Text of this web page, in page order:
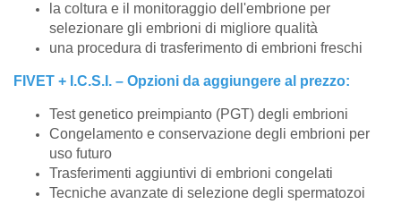
la coltura e il monitoraggio dell'embrione per
selezionare gli embrioni di migliore qualità
una procedura di trasferimento di embrioni freschi
FIVET + I.C.S.I. – Opzioni da aggiungere al prezzo:
Test genetico preimpianto (PGT) degli embrioni
Congelamento e conservazione degli embrioni per
uso futuro
Trasferimenti aggiuntivi di embrioni congelati
Tecniche avanzate di selezione degli spermatozoi